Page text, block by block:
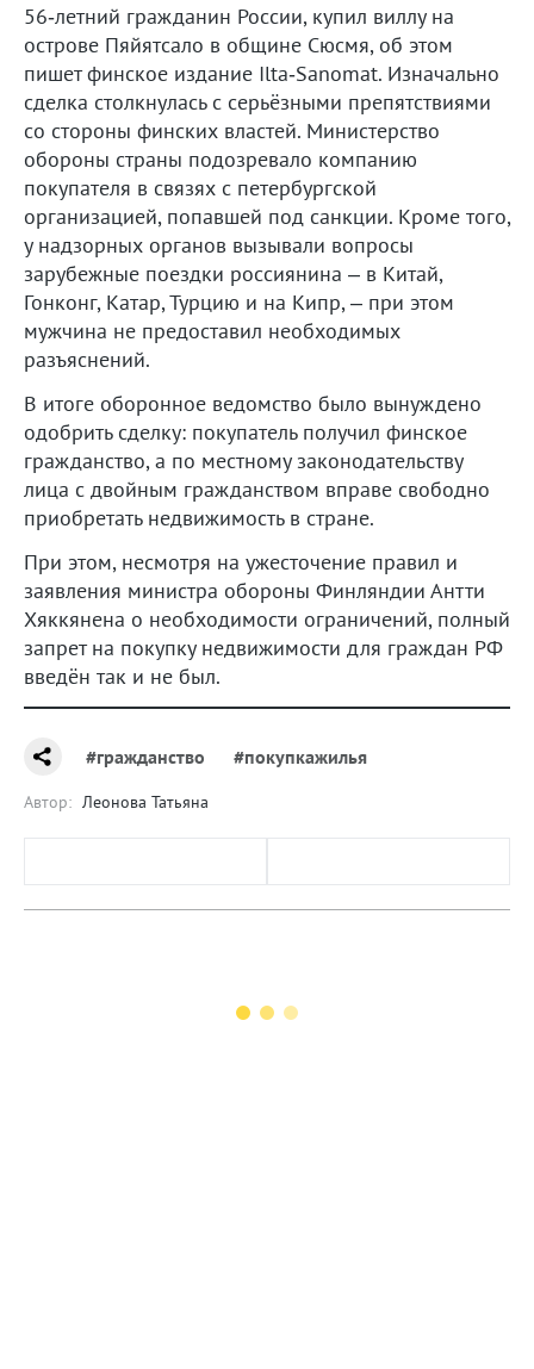
56‑летний гражданин России, купил виллу на
острове Пяйятсало в общине Сюсмя, об этом
пишет финское издание Ilta‑Sanomat. Изначально
сделка столкнулась с серьёзными препятствиями
со стороны финских властей. Министерство
обороны страны подозревало компанию
покупателя в связях с петербургской
организацией, попавшей под санкции. Кроме того,
у надзорных органов вызывали вопросы
зарубежные поездки россиянина – в Китай,
Гонконг, Катар, Турцию и на Кипр, – при этом
мужчина не предоставил необходимых
разъяснений.
В итоге оборонное ведомство было вынуждено
одобрить сделку: покупатель получил финское
гражданство, а по местному законодательству
лица с двойным гражданством вправе свободно
приобретать недвижимость в стране.
При этом, несмотря на ужесточение правил и
заявления министра обороны Финляндии Антти
Хяккянена о необходимости ограничений, полный
запрет на покупку недвижимости для граждан РФ
введён так и не был.
#гражданство #покупкажилья
Автор: Леонова Татьяна